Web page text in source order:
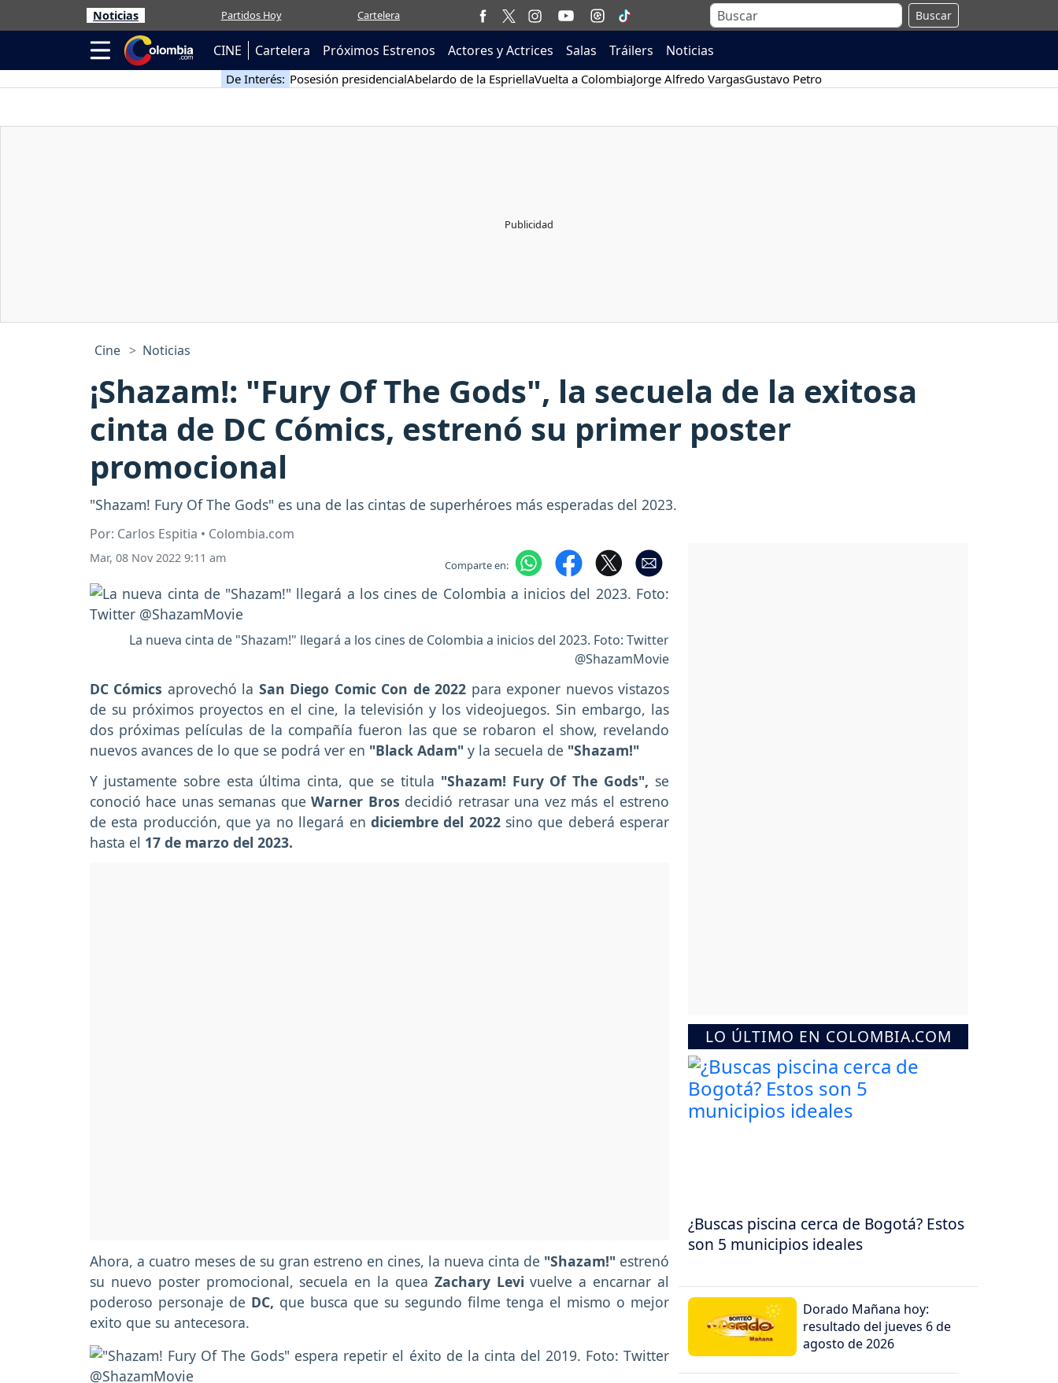
Noticias Partidos Hoy Cartelera Buscar
CINE Cartelera Próximos Estrenos Actores y Actrices Salas Tráilers Noticias
De Interés: Posesión presidencialAbelardo de la EspriellaVuelta a ColombiaJorge Alfredo VargasGustavo Petro
Cine Noticias
¡Shazam!: "Fury Of The Gods", la secuela de la exitosa
cinta de DC Cómics, estrenó su primer poster
promocional
"Shazam! Fury Of The Gods" es una de las cintas de superhéroes más esperadas del 2023.
Por: Carlos Espitia • Colombia.com
Mar, 08 Nov 2022 9:11 am Comparte en:
La nueva cinta de "Shazam!" llegará a los cines de Colombia a inicios del 2023. Foto: Twitter
@ShazamMovie
DC Cómics aprovechó la San Diego Comic Con de 2022 para exponer nuevos vistazos
de su próximos proyectos en el cine, la televisión y los videojuegos. Sin embargo, las
dos próximas películas de la compañía fueron las que se robaron el show, revelando
nuevos avances de lo que se podrá ver en "Black Adam" y la secuela de "Shazam!"
Y justamente sobre esta última cinta, que se titula "Shazam! Fury Of The Gods", se
conoció hace unas semanas queWarner Bros decidió retrasar una vez más el estreno
de esta producción, que ya no llegará en diciembre del 2022sino que deberá esperar
hasta el 17 de marzo del 2023.
Ahora, a cuatro meses de su gran estreno en cines, la nueva cinta de "Shazam!" estrenó
su nuevo poster promocional, secuela en la quea Zachary Levi vuelve a encarnar al
poderoso personaje de DC, que busca que su segundo filme tenga el mismo o mejor
exito que su antecesora.
LO ÚLTIMO EN COLOMBIA.COM
¿Buscas piscina cerca de Bogotá? Estos
son 5 municipios ideales
Dorado Mañana hoy:
resultado del jueves 6 de
agosto de 2026